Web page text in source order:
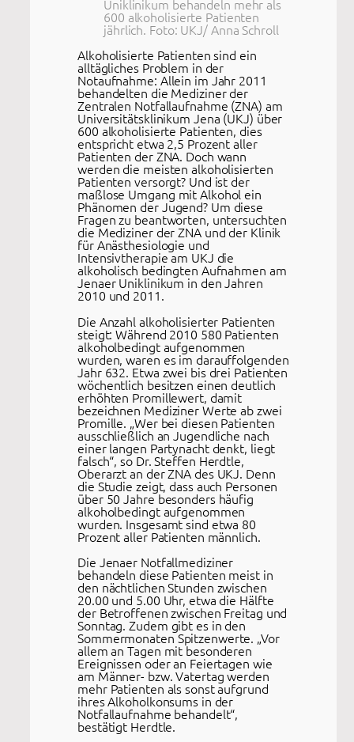
Uniklinikum behandeln mehr als
600 alkoholisierte Patienten
jährlich. Foto: UKJ/ Anna Schroll
Alkoholisierte Patienten sind ein
alltägliches Problem in der
Notaufnahme: Allein im Jahr 2011
behandelten die Mediziner der
Zentralen Notfallaufnahme (ZNA) am
Universitätsklinikum Jena (UKJ) über
600 alkoholisierte Patienten, dies
entspricht etwa 2,5 Prozent aller
Patienten der ZNA. Doch wann
werden die meisten alkoholisierten
Patienten versorgt? Und ist der
maßlose Umgang mit Alkohol ein
Phänomen der Jugend? Um diese
Fragen zu beantworten, untersuchten
die Mediziner der ZNA und der Klinik
für Anästhesiologie und
Intensivtherapie am UKJ die
alkoholisch bedingten Aufnahmen am
Jenaer Uniklinikum in den Jahren
2010 und 2011.
Die Anzahl alkoholisierter Patienten
steigt: Während 2010 580 Patienten
alkoholbedingt aufgenommen
wurden, waren es im darauffolgenden
Jahr 632. Etwa zwei bis drei Patienten
wöchentlich besitzen einen deutlich
erhöhten Promillewert, damit
bezeichnen Mediziner Werte ab zwei
Promille. „Wer bei diesen Patienten
ausschließlich an Jugendliche nach
einer langen Partynacht denkt, liegt
falsch“, so Dr. Steffen Herdtle,
Oberarzt an der ZNA des UKJ. Denn
die Studie zeigt, dass auch Personen
über 50 Jahre besonders häufig
alkoholbedingt aufgenommen
wurden. Insgesamt sind etwa 80
Prozent aller Patienten männlich.
Die Jenaer Notfallmediziner
behandeln diese Patienten meist in
den nächtlichen Stunden zwischen
20.00 und 5.00 Uhr, etwa die Hälfte
der Betroffenen zwischen Freitag und
Sonntag. Zudem gibt es in den
Sommermonaten Spitzenwerte. „Vor
allem an Tagen mit besonderen
Ereignissen oder an Feiertagen wie
am Männer- bzw. Vatertag werden
mehr Patienten als sonst aufgrund
ihres Alkoholkonsums in der
Notfallaufnahme behandelt“,
bestätigt Herdtle.